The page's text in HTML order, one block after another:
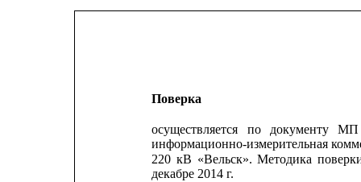
Поверка
осуществляется по документу
МП
информационно-измерительная
220 кВ «Вельск». Методика
декабре 2014 г.